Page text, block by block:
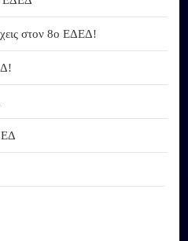
στον 8ο ΕΔΕΔ!